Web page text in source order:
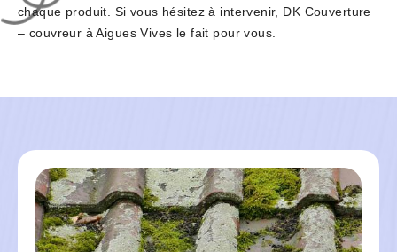
chaque produit. Si vous hésitez à intervenir, DK Couverture
– couvreur à Aigues Vives le fait pour vous.